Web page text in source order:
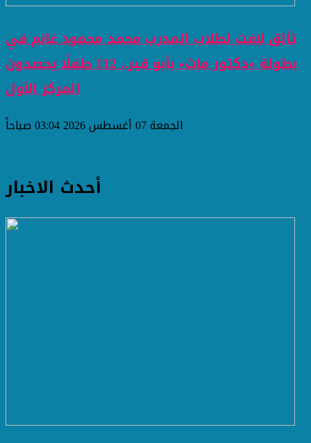
تألق لافت لطلاب المدرب محمد محمود غانم في
بطولة «دكتور ماث» بأبو قير.. 112 طفلًا يحصدون
المركز الأول
الجمعة 07 أغسطس 2026 03:04 صباحاً
أحدث الاخبار